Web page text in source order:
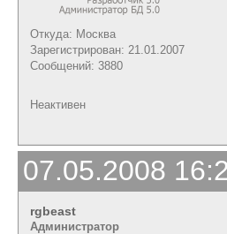
Откуда: Москва
Зарегистрирован: 21.01.2007
Сообщений: 3880
Неактивен
07.05.2008
rgbeast
Администратор